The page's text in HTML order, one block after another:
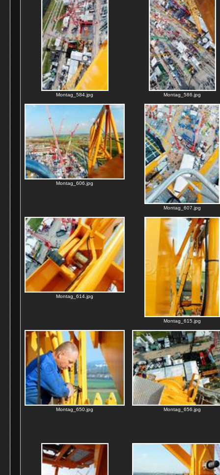
Montag_584.jpg Montag_586.jpg
Montag_606.jpg
Montag_607.jpg
Montag_614.jpg
Montag_615.jpg
Montag_650.jpg Montag_656.jpg